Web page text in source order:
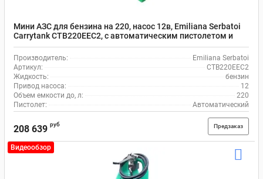
Мини АЗС для бензина на 220, насос 12в, Emiliana Serbatoi
Carrytank CTB220EEC2, с автоматическим пистолетом и
шлангом на 4 м
Производитель:
Emiliana Serbatoi
Артикул:
CTB220EEC2
Жидкость:
бензин
Привод насоса:
12
Объем емкости до, л:
220
Пистолет:
Автоматический
208 639 руб Предзаказ
Видеообзор